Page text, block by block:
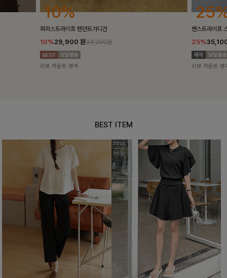
25%
밴스트라이프 스트링원피스
25%35,100 원46,800원
리뷰 카운트 영역
10%
[5천장돌파/
10%
리뷰 카운트 영
BEST ITEM